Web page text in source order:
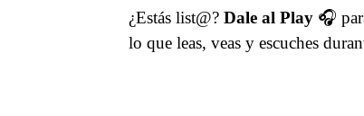
¿Estás list@? Dale al Play 🎧
lo que leas, veas y escuches